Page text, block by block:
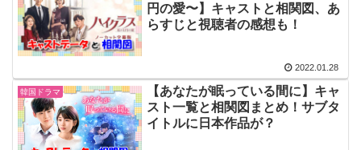
円の愛〜】キャストと相関図、あ
らすじと視聴者の感想も！
2022.01.28
韓国ドラマ
【あなたが眠っている間に】キャ
スト一覧と相関図まとめ！サブタ
イトルに日本作品が？